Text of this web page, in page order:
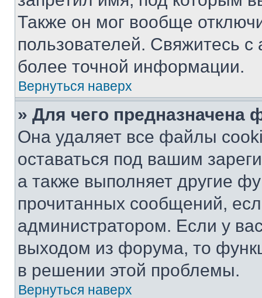
Также он мог вообще
пользователей. Свяжитесь
более точной информации.
Вернуться наверх
» Для чего предназначена
Она удаляет все файлы
оставаться под вашим
а также выполняет другие
прочитанных сообщений,
администратором. Если у
выходом из форума, то
в решении этой проблемы.
Вернуться наверх